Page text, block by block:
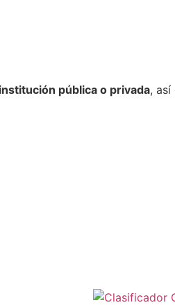
pública o privada,